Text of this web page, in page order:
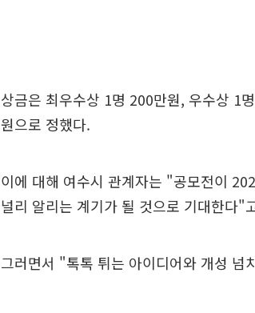
상금은 최우수상 1명 200만원, 우수상 1
원으로 정했다.
이에 대해 여수시 관계자는 "공모전이
널리 알리는 계기가 될 것으로 기대한다"
그러면서 "톡톡 튀는 아이디어와 개성 넘